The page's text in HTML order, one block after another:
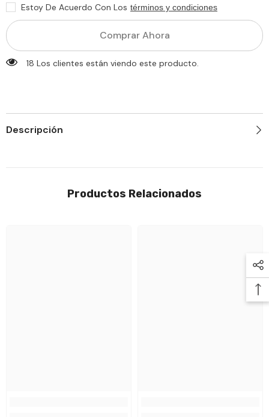
PARA
Sin
Estrés.
LUZ
Seguras,
Sin
Estoy De Acuerdo Con Los términos y condiciones
Comprar Ahora
18 Los clientes están viendo este producto.
Descripción
Productos Relacionados